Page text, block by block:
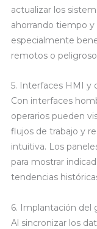
actualizar los
ahorrando tiempo
especialmente
remotos o
5. Interfaces HMI y
Con interfaces
operarios pueden
flujos de trabajo y
intuitiva. Los
para mostrar
tendencias
6. Implantación del
Al sincronizar los